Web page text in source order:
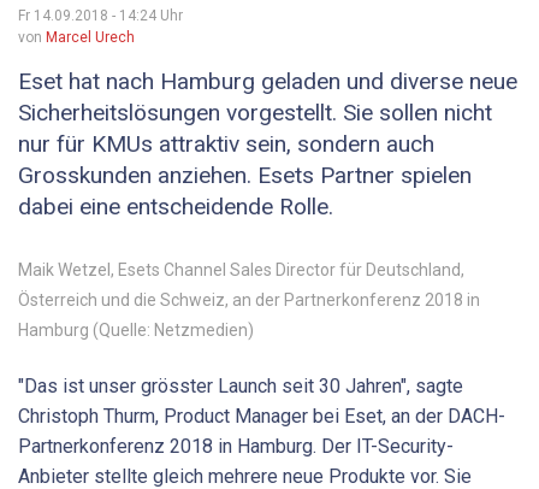
Fr 14.09.2018 - 14:24 Uhr
von Marcel Urech
Eset hat nach Hamburg geladen und diverse neue
Sicherheitslösungen vorgestellt. Sie sollen nicht
nur für KMUs attraktiv sein, sondern auch
Grosskunden anziehen. Esets Partner spielen
dabei eine entscheidende Rolle.
Maik Wetzel, Esets Channel Sales Director für Deutschland,
Österreich und die Schweiz, an der Partnerkonferenz 2018 in
Hamburg (Quelle: Netzmedien)
"Das ist unser grösster Launch seit 30 Jahren", sagte
Christoph Thurm, Product Manager bei Eset, an der DACH-
Partnerkonferenz 2018 in Hamburg. Der IT-Security-
Anbieter stellte gleich mehrere neue Produkte vor. Sie